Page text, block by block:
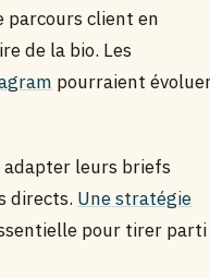
client en
de la bio. Les
pourraient
leurs briefs
directs. Une stratégie
pour tirer parti